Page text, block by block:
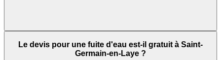
Le devis pour une fuite d'eau est-il gratuit à Saint-
Germain-en-Laye ?